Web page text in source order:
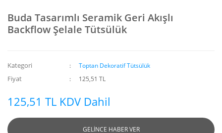
Buda Tasarımlı Seramik Geri Akışlı
Backflow Şelale Tütsülük
Kategori Toptan Dekoratif Tütsülük
Fiyat 125,51 TL
125,51 TL KDV Dahil
GELİNCE HABER VER